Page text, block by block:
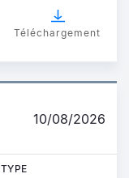
Téléchargement
10/08/2026
TYPE